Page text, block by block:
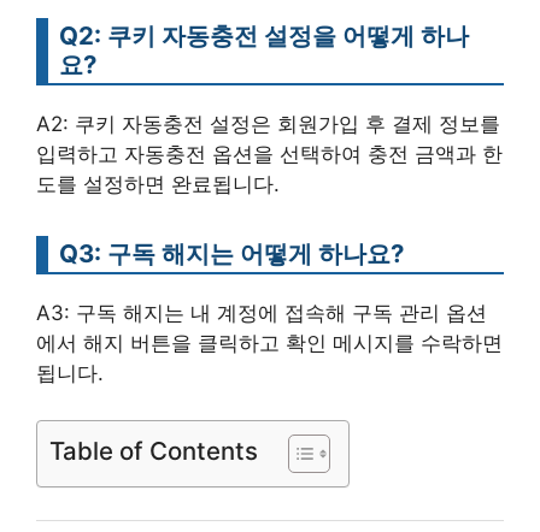
Q2: 쿠키 자동충전 설정을 어떻게 하나
요?
A2: 쿠키 자동충전 설정은 회원가입 후 결제 정보를
입력하고 자동충전 옵션을 선택하여 충전 금액과 한
도를 설정하면 완료됩니다.
Q3: 구독 해지는 어떻게 하나요?
A3: 구독 해지는 내 계정에 접속해 구독 관리 옵션
에서 해지 버튼을 클릭하고 확인 메시지를 수락하면
됩니다.
Table of Contents